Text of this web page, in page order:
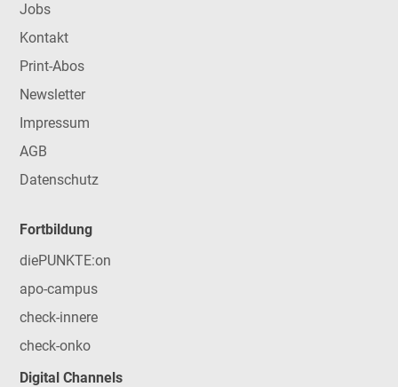
Jobs
Kontakt
Print-Abos
Newsletter
Impressum
AGB
Datenschutz
Fortbildung
diePUNKTE:on
apo-campus
check-innere
check-onko
Digital Channels